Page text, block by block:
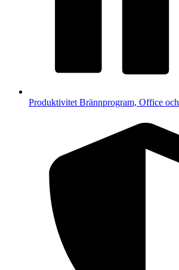
Produktivitet Brännprogram, Office